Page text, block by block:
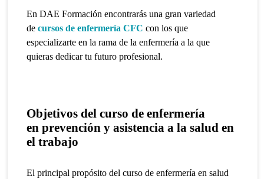
En DAE Formación encontrarás una gran variedad
decursos de enfermería CFC con los que
especializarte en la rama de la enfermería a la que
quieras dedicar tu futuro profesional.
Objetivos del curso de enfermería
en prevención y asistencia a la salud en
el trabajo
El principal propósito del curso de enfermería en salud